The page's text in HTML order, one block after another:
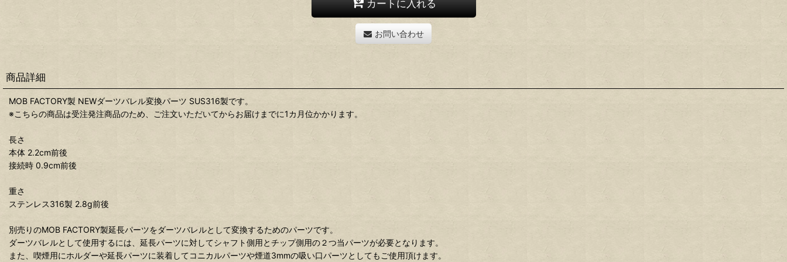
カートに入れる
お問い合わせ
商品詳細
MOB FACTORY製 NEWダーツバレル変換パーツ SUS316製です。
※こちらの商品は受注発注商品のため、ご注文いただいてからお届けまでに1カ月位かかります。
長さ
本体 2.2cm前後
接続時 0.9cm前後
重さ
ステンレス316製 2.8g前後
別売りのMOB FACTORY製延長パーツをダーツバレルとして変換するためのパーツです。
ダーツバレルとして使用するには、延長パーツに対してシャフト側用とチップ側用の２つ当パーツが必要となります。
また、喫煙用にホルダーや延長パーツに装着してコニカルパーツや煙道3mmの吸い口パーツとしてもご使用頂けます。